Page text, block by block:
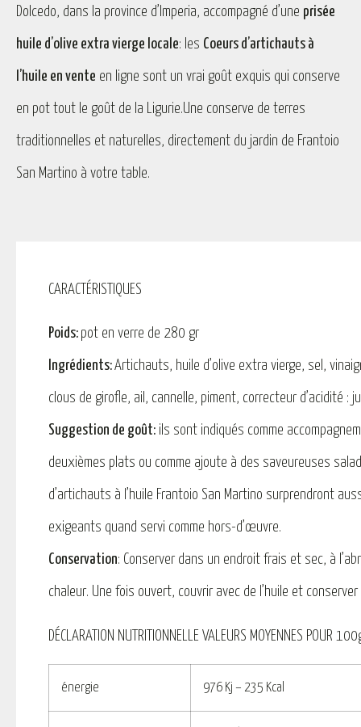
Dolcedo, dans la province d’Imperia, accompagné d’une prisée
huile d’olive extra vierge locale: les Coeurs d’artichauts à
l’huile en vente en ligne sont un vrai goût exquis qui conserve
en pot tout le goût de la Ligurie.Une conserve de terres
traditionnelles et naturelles, directement du jardin de Frantoio
San Martino à votre table.
CARACTÉRISTIQUES
Poids: pot en verre de 280 gr
Ingrédients:Artichauts, huile d’olive extra vierge, sel,
clous de girofle, ail, cannelle, piment, correcteur d’acidité :
Suggestion de goût: ils sont indiqués comme
deuxièmes plats ou comme ajoute à des saveureuses
d’artichauts à l’huile Frantoio San Martino surprendront
exigeants quand servi comme hors-d’œuvre.
Conservation: Conserver dans un endroit frais et sec, à
chaleur. Une fois ouvert, couvrir avec de l’huile et
DÉCLARATION NUTRITIONNELLE VALEURS MOYENNES POUR
énergie 976 Kj – 235 Kcal